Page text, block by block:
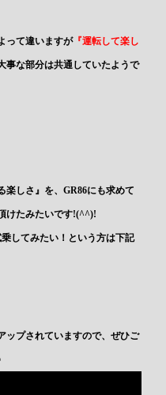
って違いますが『運転して楽し
事な部分は共通していたようで
楽しさ』を、GR86にも求めて
けたみたいです!(^^)!
してみたい！という方は下記
ップされていますので、ぜひご